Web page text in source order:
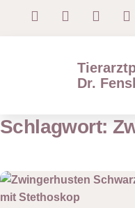
Dr.
Schlagwort: